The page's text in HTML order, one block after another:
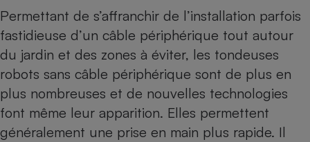
Permettant de s’affranchir de l’installation parfois
fastidieuse d’un câble périphérique tout autour
du jardin et des zones à éviter, les tondeuses
robots sans câble périphérique sont de plus en
plus nombreuses et de nouvelles technologies
font même leur apparition. Elles permettent
généralement une prise en main plus rapide. Il